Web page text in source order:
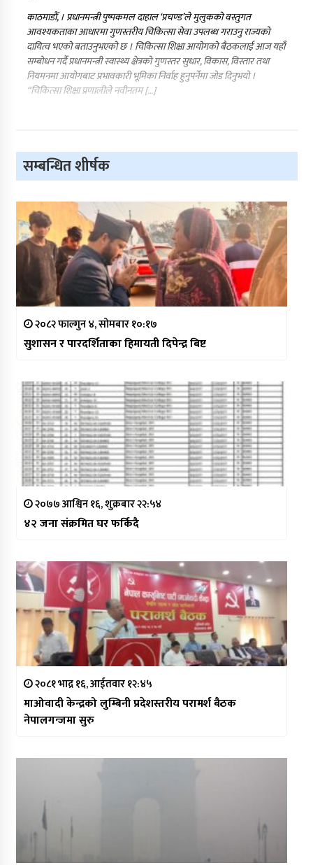
काठमाडौँ, । प्रधानमन्त्री पुष्पकमल दाहाल ‘प्रचण्ड’ले मुलुकको वस्तुगत
आवश्यकताका आधारमा गुणस्तरीय चिकित्सा सेवा उपलब्ध गराउनु राज्यको
दायित्व भएको बताउनुभएको छ । चिकित्सा शिक्षा आयोगको बैठकलाई आज यहाँ
सम्बोधन गर्दै प्रधानमन्त्री स्वास्थ्य क्षेत्रको गुणस्तर सुधार, विकास, विस्तार तथा
नियमनमा आयोगबाट प्रभावकारी भूमिका निर्वाह हुनुपर्नेमा जोड दिनुभयो ।
“चिकित्सा शिक्षा प्रणालीले नवीनतम […]
सम्बन्धित शीर्षक
२०८२ फाल्गुन ४, सोमबार १०:१७
सुशासन र पारदर्शिताका हिमायती दिपेन्द्र बिष्ट
२०७७ आश्विन १६, शुक्रबार २२:५४
४२ जना संक्रमित घर फर्किदै
२०८१ भाद्र १६, आईतवार १२:४५
माओवादी केन्द्रको लुम्बिनी प्रदेशस्तरीय परामर्श बैठक
नेपालगन्जमा सुरु